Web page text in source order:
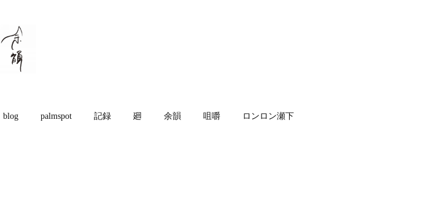
blog palmspot 記録 廻 余韻 咀嚼 ロンロン瀬下